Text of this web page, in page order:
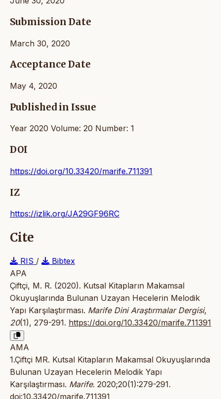
Submission Date
March 30, 2020
Acceptance Date
May 4, 2020
Published in Issue
Year 2020 Volume: 20 Number: 1
DOI
https://doi.org/10.33420/marife.711391
IZ
https://izlik.org/JA29GF96RC
Cite
RIS /
Bibtex
APA
Çiftçi, M. R. (2020). Kutsal Kitapların Makamsal
Okuyuşlarında Bulunan Uzayan Hecelerin Melodik
Yapı Karşılaştırması. Marife Dini Araştırmalar Dergisi,
20(1), 279-291. https://doi.org/10.33420/marife.711391
AMA
1.Çiftçi MR. Kutsal Kitapların Makamsal Okuyuşlarında
Bulunan Uzayan Hecelerin Melodik Yapı
Karşılaştırması. Marife. 2020;20(1):279-291.
doi:10.33420/marife.711391